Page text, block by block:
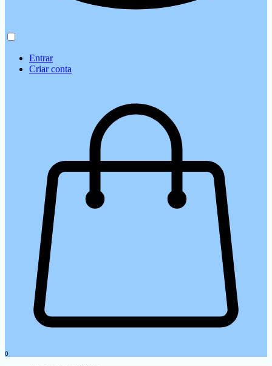
Entrar
Criar conta
0